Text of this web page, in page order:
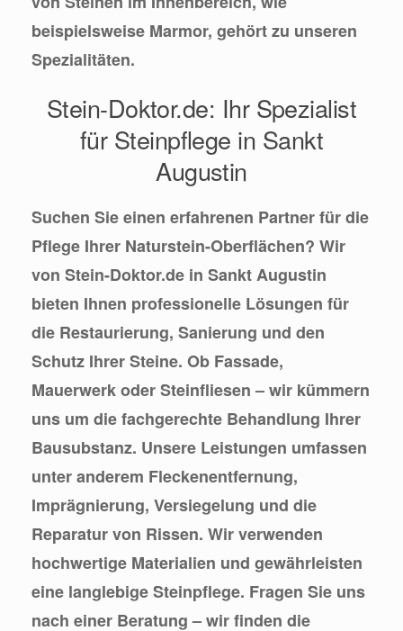
beispielsweise Marmor, gehört zu unseren
Spezialitäten.
Stein-Doktor.de: Ihr Spezialist
für Steinpflege in Sankt
Augustin
Suchen Sie einen erfahrenen Partner für die
Pflege Ihrer Naturstein-Oberflächen? Wir
von Stein-Doktor.de in Sankt Augustin
bieten Ihnen professionelle Lösungen für
die Restaurierung, Sanierung und den
Schutz Ihrer Steine. Ob Fassade,
Mauerwerk oder Steinfliesen – wir kümmern
uns um die fachgerechte Behandlung Ihrer
Bausubstanz. Unsere Leistungen umfassen
unter anderem Fleckenentfernung,
Imprägnierung, Versiegelung und die
Reparatur von Rissen. Wir verwenden
hochwertige Materialien und gewährleisten
eine langlebige Steinpflege. Fragen Sie uns
nach einer Beratung – wir finden die